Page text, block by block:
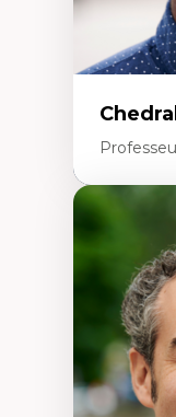
Histoire
Gestion